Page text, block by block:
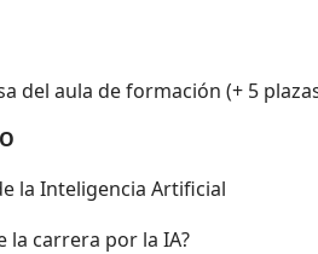
del aula de formación (+ 5
la Inteligencia Artificial
la carrera por la IA?